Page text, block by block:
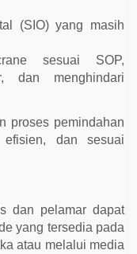
(SIO) yang masih
sesuai SOP,
dan menghindari
proses pemindahan
efisien, dan sesuai
dan pelamar dapat
yang tersedia pada
atau melalui media